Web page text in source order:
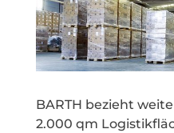
BARTH bezieht
2.000 qm